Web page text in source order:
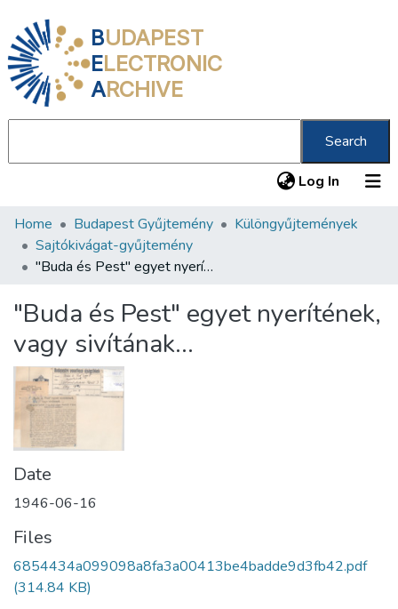
BUDAPEST
ELECTRONIC
ARCHIVE
Search
Log In (current)
Communities & Collections
All of DSpace
Home Budapest Gyűjtemény
Különgyűjtemények
Sajtókivágat-gyűjtemény
"Buda és Pest" egyet nyerítének, vagy sivítának…
"Buda és Pest" egyet nyerítének,
vagy sivítának…
Date
1946-06-16
Files
6854434a099098a8fa3a00413be4badde9d3fb42.pdf
(314.84 KB)